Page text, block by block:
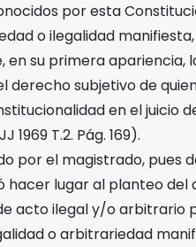
por esta
o ilegalidad
su primera apariencia,
derecho subjetivo de
en el juicio
1969 T.2. Pág. 169).
por el magistrado, pues
hacer lugar al planteo del
acto ilegal y/o arbitrario
o arbitrariedad